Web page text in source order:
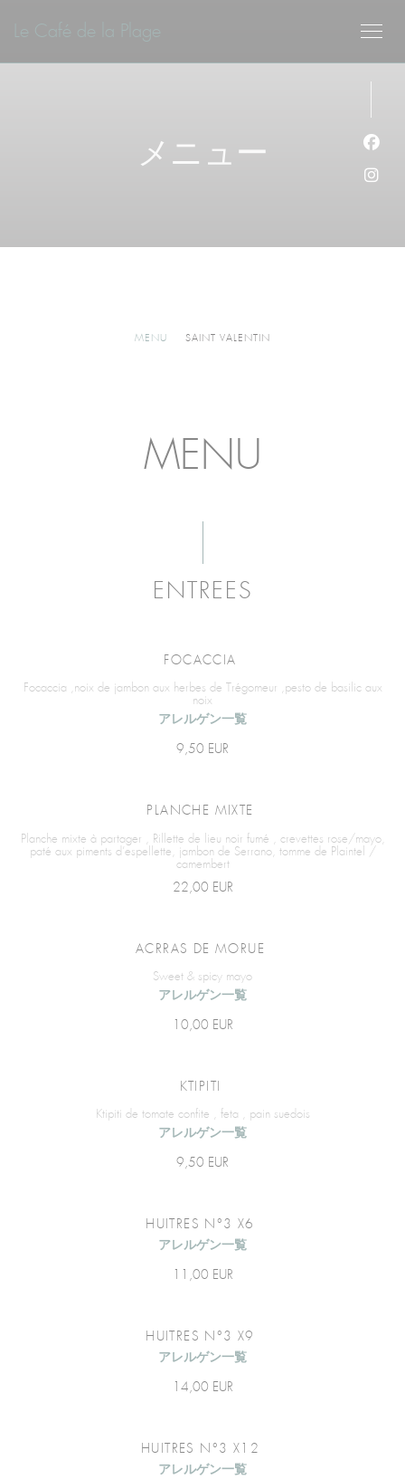
メニュー
MENU SAINT VALENTIN
MENU
ENTREES
FOCACCIA
Focaccia ,noix de jambon aux herbes de Trégomeur ,pesto de basilic aux
noix
アレルゲン一覧
9,50 EUR
PLANCHE MIXTE
Planche mixte à partager , Rillette de lieu noir fumé , crevettes rose/mayo,
paté aux piments d’espellette, jambon de Serrano, tomme de Plaintel /
camembert
22,00 EUR
ACRRAS DE MORUE
Sweet & spicy mayo
アレルゲン一覧
10,00 EUR
KTIPITI
Ktipiti de tomate confite , feta , pain suedois
アレルゲン一覧
9,50 EUR
HUITRES N°3 X6
アレルゲン一覧
11,00 EUR
HUITRES N°3 X9
アレルゲン一覧
14,00 EUR
HUITRES N°3 X12
アレルゲン一覧